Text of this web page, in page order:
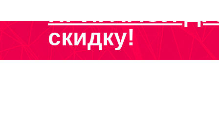
ПРИГЛАСИ
скидку!